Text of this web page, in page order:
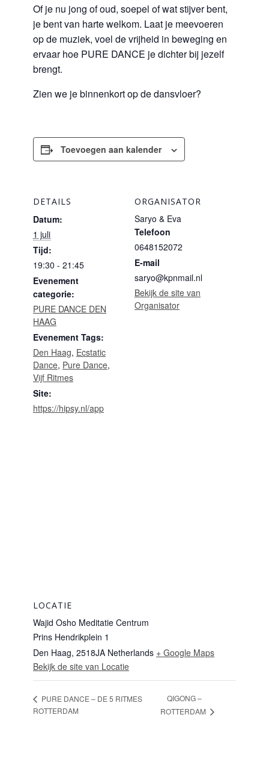
Of je nu jong of oud, soepel of wat stijver bent,
je bent van harte welkom. Laat je meevoeren
op de muziek, voel de vrijheid in beweging en
ervaar hoe PURE DANCE je dichter bij jezelf
brengt.
Zien we je binnenkort op de dansvloer?
Toevoegen aan kalender
DETAILS
Datum:
1 juli
Tijd:
19:30 - 21:45
Evenement
categorie:
PURE DANCE DEN
HAAG
Evenement Tags:
Den Haag, Ecstatic
Dance, Pure Dance,
Vijf Ritmes
Site:
https://hipsy.nl/app
ORGANISATOR
Saryo & Eva
Telefoon
0648152072
E-mail
saryo@kpnmail.nl
Bekijk de site van
Organisator
LOCATIE
Wajid Osho Meditatie Centrum
Prins Hendrikplein 1
Den Haag, 2518JA Netherlands + Google Maps
Bekijk de site van Locatie
PURE DANCE – DE 5 RITMES
ROTTERDAM
QIGONG –
ROTTERDAM